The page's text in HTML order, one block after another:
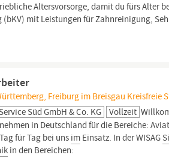
Altersvorsorge, damit du fürs Alter
(bKV) mit Leistungen für Zahnreinigung,
Freiburg im Breisgau Kreisfreie
Süd GmbH & Co. KG
Vollzeit
in Deutschland für die Bereiche:
für Tag bei uns im Einsatz. In der WISAG
in den Bereichen: